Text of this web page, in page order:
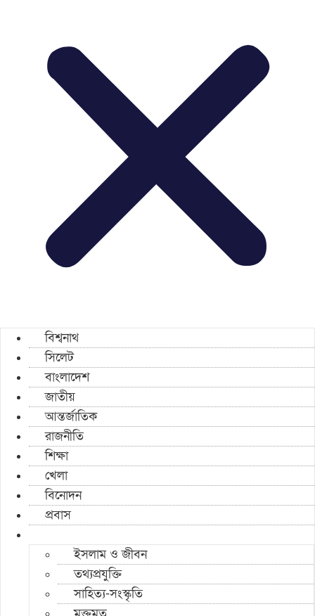
বিশ্বনাথ
সিলেট
বাংলাদেশ
জাতীয়
আন্তর্জাতিক
রাজনীতি
শিক্ষা
খেলা
বিনোদন
প্রবাস
ইসলাম ও জীবন
তথ্যপ্রযুক্তি
সাহিত্য-সংস্কৃতি